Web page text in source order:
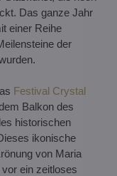
Das ganze Jahr
einer Reihe
der
Festival Crystal
Balkon des
historischen
ikonische
von Maria
ein zeitloses